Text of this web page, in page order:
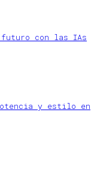
con las IAs
y estilo en